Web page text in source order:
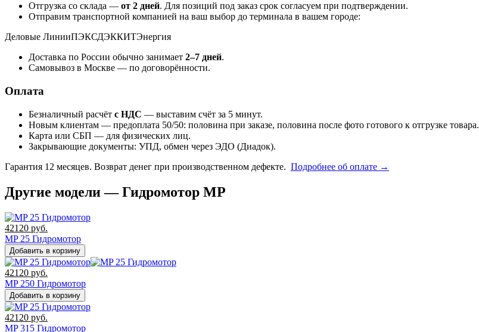
Отгрузка со склада — от 2 дней. Для позиций под заказ срок согласуем при подтверждении.
Отправим транспортной компанией на ваш выбор до терминала в вашем городе:
Деловые ЛинииПЭКСДЭККИТЭнергия
Доставка по России обычно занимает 2–7 дней.
Самовывоз в Москве — по договорённости.
Оплата
Безналичный расчёт с НДС — выставим счёт за 5 минут.
Новым клиентам — предоплата 50/50: половина при заказе, половина после фото готового к отгрузке товара.
Карта или СБП — для физических лиц.
Закрывающие документы: УПД, обмен через ЭДО (Диадок).
Гарантия 12 месяцев. Возврат денег при производственном дефекте. Подробнее об оплате →
Другие модели — Гидромотор MP
42120 руб.
MP 25 Гидромотор
Добавить в корзину
42120 руб.
MP 250 Гидромотор
Добавить в корзину
42120 руб.
MP 315 Гидромотор